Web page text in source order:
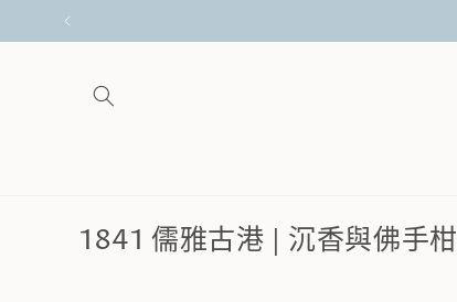
跳至內
商
1841 儒雅古港 | 沉香與佛手柑